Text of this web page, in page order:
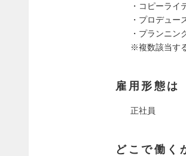
・コピーライ
・プロデュー
・プランニン
※複数該当す
雇用形態は
正社員
どこで働く